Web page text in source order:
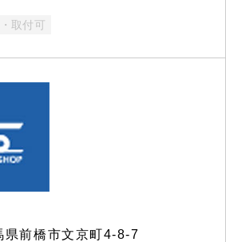
取付可
前橋市文京町4-8-7